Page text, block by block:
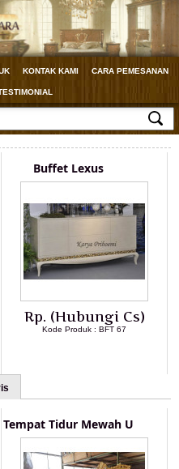
KONTAK KAMI CARA PEMESANAN
Buffet Lexus
Rp. (Hubungi Cs)
Kode Produk : BFT 67
Tempat Tidur Mewah U